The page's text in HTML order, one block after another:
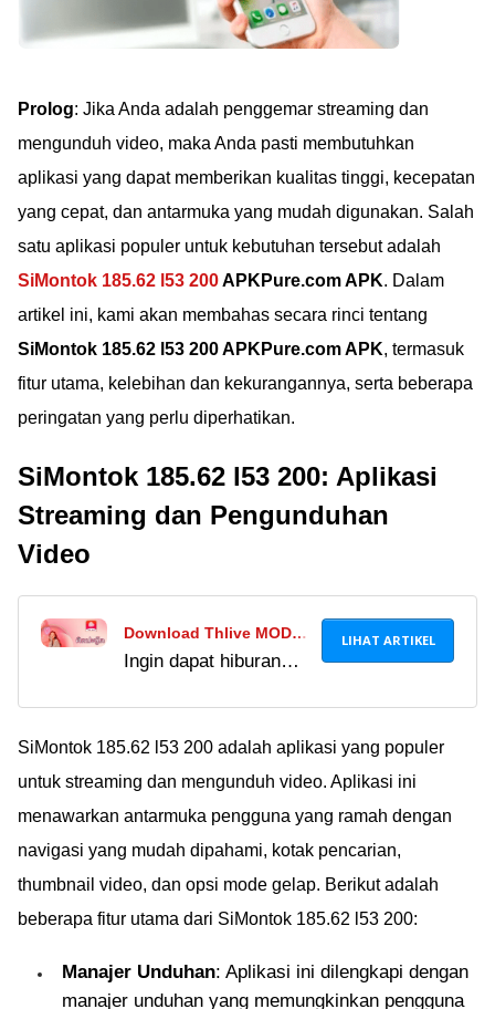
Prolog: Jika Anda adalah penggemar streaming dan
mengunduh video, maka Anda pasti membutuhkan
aplikasi yang dapat memberikan kualitas tinggi, kecepatan
yang cepat, dan antarmuka yang mudah digunakan. Salah
satu aplikasi populer untuk kebutuhan tersebut adalah
SiMontok 185.62 l53 200APKPure.com APK. Dalam
artikel ini, kami akan membahas secara rinci tentang
SiMontok 185.62 l53 200 APKPure.com APK, termasuk
fitur utama, kelebihan dan kekurangannya, serta beberapa
peringatan yang perlu diperhatikan.
SiMontok 185.62 l53 200: Aplikasi
Streaming dan Pengunduhan
Video
Download Thlive MOD
APK Versi 1.2.2 Unlock
Ingin dapat hiburan
APK versi terbaru di
sini, yuk. Bisa
temukan teman baru
LIHAT ARTIKEL
SiMontok 185.62 l53 200 adalah aplikasi yang populer
untuk streaming dan mengunduh video. Aplikasi ini
menawarkan antarmuka pengguna yang ramah dengan
navigasi yang mudah dipahami, kotak pencarian,
thumbnail video, dan opsi mode gelap. Berikut adalah
beberapa fitur utama dari SiMontok 185.62 l53 200:
Manajer Unduhan: Aplikasi ini dilengkapi dengan
manajer unduhan yang memungkinkan pengguna